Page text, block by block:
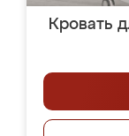
Кровать